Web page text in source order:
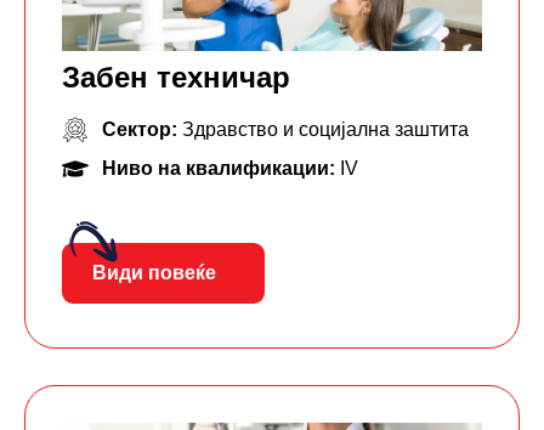
Забен техничар
Сектор: Здравство и социјална заштита
Ниво на квалификации: IV
Види повеќе